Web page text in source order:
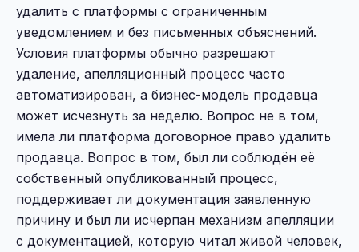
удалить с платформы с ограниченным
уведомлением и без письменных объяснений.
Условия платформы обычно разрешают
удаление, апелляционный процесс часто
автоматизирован, а бизнес-модель продавца
может исчезнуть за неделю. Вопрос не в том,
имела ли платформа договорное право удалить
продавца. Вопрос в том, был ли соблюдён её
собственный опубликованный процесс,
поддерживает ли документация заявленную
причину и был ли исчерпан механизм апелляции
с документацией, которую читал живой человек,